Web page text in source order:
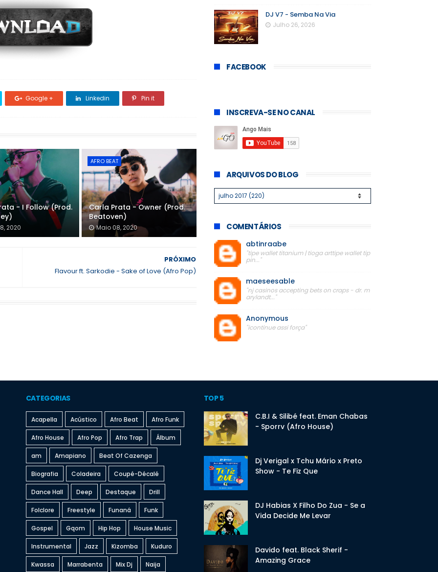
Google + Linkedin Pin it
- I Follow (Prod.
2020
AFRO BEAT
Carla Prata - Owner (Prod.
Beatoven)
Maio 08, 2020
PRÓXIMO
Flavour ft. Sarkodie - Sake of Love (Afro Pop)
DJ V7 - Semba Na Via
Julho 26, 2026
FACEBOOK
INSCREVA-SE NO CANAL
ARQUIVOS DO BLOG
COMENTÁRIOS
abtinraabe
"tipe wallet titanium | tioga arttipe wallet tip
pin..."
maeseesable
"nj casinos accepting bets on craps - dr. m
arylandt..."
Anonymous
"icontinue assi força"
CATEGORIAS
Acapella Acústico Afro Beat Afro Funk
Afro House Afro Pop Afro Trap Álbum
am Amapiano Beat Of Cazenga
Biografia Coladeira Coupé-Décalé
Dance Hall Deep Destaque Drill
Folclore Freestyle Funaná Funk
Gospel Gqom Hip Hop House Music
Instrumental Jazz Kizomba Kuduro
Kwassa Marrabenta Mix Dj Naija
TOP 5
C.B.I & Silibé feat. Eman Chabas
- Sporrv (Afro House)
Dj Verigal x Tchu Mário x Preto
Show - Te Fiz Que
DJ Habias X Filho Do Zua - Se a
Vida Decide Me Levar
Davido feat. Black Sherif -
Amazing Grace